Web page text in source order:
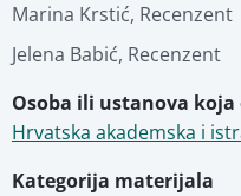
Marina Krstić, Recenzent
Jelena Babić, Recenzent
Osoba ili ustanova
Hrvatska akademska i
Kategorija materijala